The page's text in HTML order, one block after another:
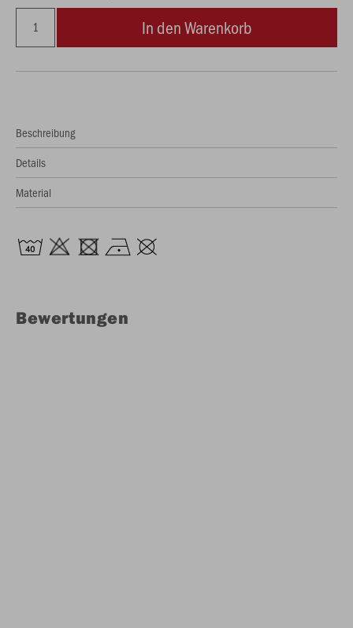
In den Warenkorb
Beschreibung
Details
Material
Bewertungen